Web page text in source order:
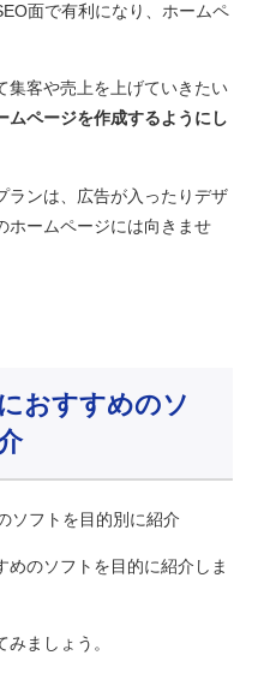
面で有利になり、ホームペ
集客や売上を上げていきたい
ムページを作成するようにし
ランは、広告が入ったりデザ
ホームページには向きませ
おすすめのソ
のソフトを目的に紹介しま
ましょう。